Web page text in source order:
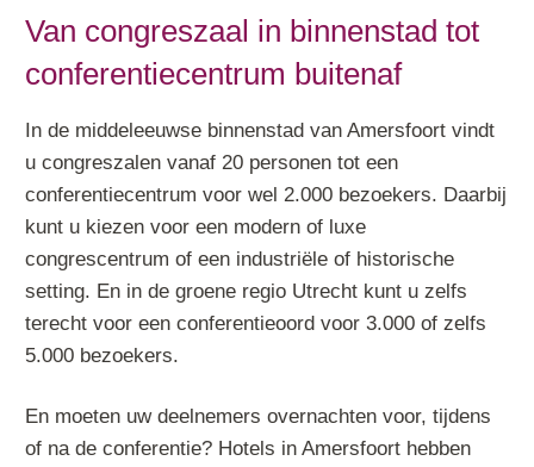
Van congreszaal in binnenstad tot
conferentiecentrum buitenaf
In de middeleeuwse binnenstad van Amersfoort vindt
u congreszalen vanaf 20 personen tot een
conferentiecentrum voor wel 2.000 bezoekers. Daarbij
kunt u kiezen voor een modern of luxe
congrescentrum of een industriële of historische
setting. En in de groene regio Utrecht kunt u zelfs
terecht voor een conferentieoord voor 3.000 of zelfs
5.000 bezoekers.
En moeten uw deelnemers overnachten voor, tijdens
of na de conferentie? Hotels in Amersfoort hebben